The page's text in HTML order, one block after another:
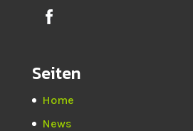
Seiten
Home
News